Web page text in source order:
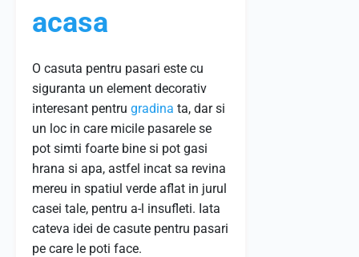
acasa
O casuta pentru pasari este cu
siguranta un element decorativ
interesant pentru gradina ta, dar si
un loc in care micile pasarele se
pot simti foarte bine si pot gasi
hrana si apa, astfel incat sa revina
mereu in spatiul verde aflat in jurul
casei tale, pentru a-l insufleti. Iata
cateva idei de casute pentru pasari
pe care le poti face.